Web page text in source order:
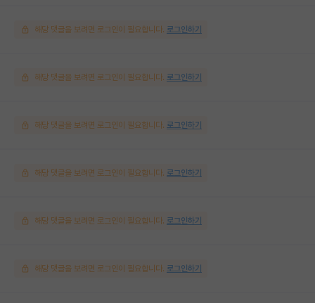
해당 댓글을 보려면 로그인이 필요합니다. 로그인하기
해당 댓글을 보려면 로그인이 필요합니다. 로그인하기
해당 댓글을 보려면 로그인이 필요합니다. 로그인하기
해당 댓글을 보려면 로그인이 필요합니다. 로그인하기
해당 댓글을 보려면 로그인이 필요합니다. 로그인하기
해당 댓글을 보려면 로그인이 필요합니다. 로그인하기